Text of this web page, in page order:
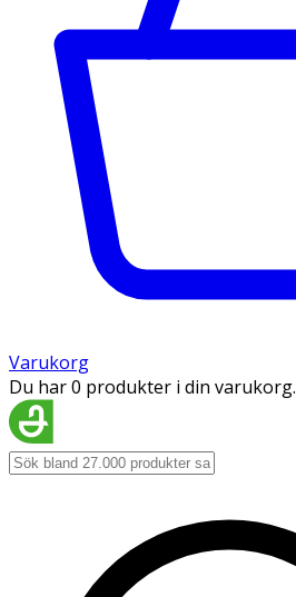
Varukorg
Du har 0 produkter i din varukorg.